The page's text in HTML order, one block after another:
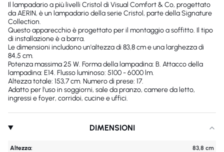
Il lampadario a più livelli Cristol di Visual Comfort & Co, progettato
da AERIN, è un lampadario della serie Cristol, parte della Signature
Collection.
Questo apparecchio è progettato per il montaggio a soffitto. Il tipo
di installazione è a barra.
Le dimensioni includono un'altezza di 83,8 cm e una larghezza di
84,5 cm.
Potenza massima 25 W. Forma della lampadina: B. Attacco della
lampadina: E14. Flusso luminoso: 5100 - 6000 lm.
Altezza totale: 153,7 cm. Numero di prese: 17.
Adatto per l'uso in soggiorni, sale da pranzo, camere da letto,
ingressi e foyer, corridoi, cucine e uffici.
DIMENSIONI
Altezza: 83,8 cm